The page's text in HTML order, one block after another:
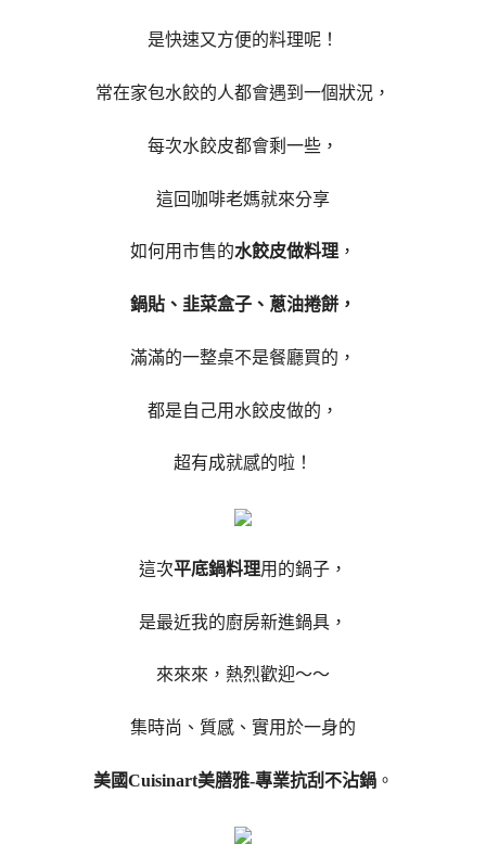
是快速又方便的料理呢！
常在家包水餃的人都會遇到一個狀況，
每次水餃皮都會剩一些，
這回咖啡老媽就來分享
如何用市售的水餃皮做料理 ，
鍋貼、韭菜盒子、蔥油捲餅，
滿滿的一整桌不是餐廳買的，
都是自己用水餃皮做的，
超有成就感的啦！
這次平底鍋料理用的鍋子，
是最近我的廚房新進鍋具，
來來來，熱烈歡迎～～
集時尚、質感、實用於一身的
美國Cuisinart美膳雅-專業抗刮不沾鍋。